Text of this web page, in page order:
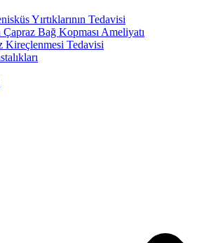
Yırtıklarının Tedavisi
Çapraz Bağ Kopması Ameliyatı
Kireçlenmesi Tedavisi